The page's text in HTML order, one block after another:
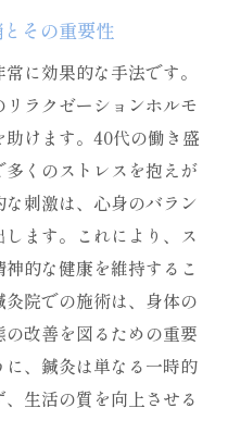
の向上と活力
健康維持
自然治癒力を引き出
性を探る
灸のメカニズム
効果を実感
ジティブな変化
役立つ施術法
健康を保つ方法
わせで日々の疲れを
その重要性
に効果的な手法です。
ラクゼーションホルモ
けます。40代の働き盛
多くのストレスを抱えが
刺激は、心身のバラン
ます。これにより、ス
的な健康を維持するこ
院での施術は、身体の
改善を図るための重要
、鍼灸は単なる一時的
生活の質を向上させる